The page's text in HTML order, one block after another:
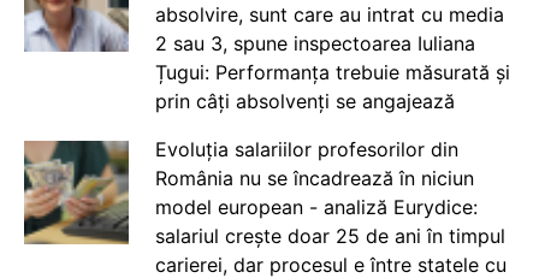
absolvire, sunt care au intrat cu media
2 sau 3, spune inspectoarea Iuliana
Țugui: Performanța trebuie măsurată și
prin câți absolvenți se angajează
Evoluția salariilor profesorilor din
România nu se încadrează în niciun
model european - analiză Eurydice:
salariul crește doar 25 de ani în timpul
carierei, dar procesul e între statele cu